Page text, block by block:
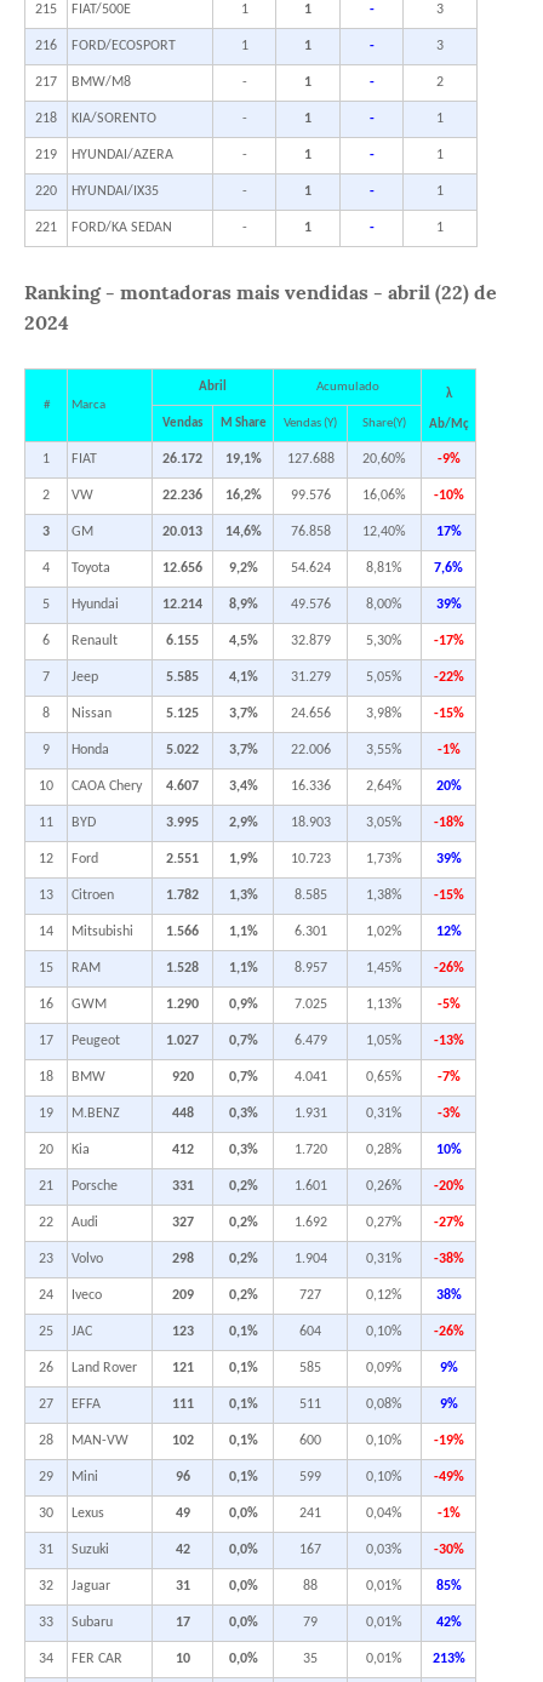
215 FIAT/500E 1 1 - 3
216 FORD/ECOSPORT 1 1 - 3
217 BMW/M8 - 1 - 2
218 KIA/SORENTO - 1 - 1
219 HYUNDAI/AZERA - 1 - 1
220 HYUNDAI/IX35 - 1 - 1
221 FORD/KA SEDAN - 1 - 1
Ranking - montadoras mais vendidas - abril (22) de
2024
# Marca
Abril Acumulado
λ
Ab/Mç
Vendas M Share Vendas (Y) Share(Y)
1 FIAT 26.172 19,1% 127.688 20,60% -9%
2 VW 22.236 16,2% 99.576 16,06% -10%
3 GM 20.013 14,6% 76.858 12,40% 17%
4 Toyota 12.656 9,2% 54.624 8,81% 7,6%
5 Hyundai 12.214 8,9% 49.576 8,00% 39%
6 Renault 6.155 4,5% 32.879 5,30% -17%
7 Jeep 5.585 4,1% 31.279 5,05% -22%
8 Nissan 5.125 3,7% 24.656 3,98% -15%
9 Honda 5.022 3,7% 22.006 3,55% -1%
10 CAOA Chery 4.607 3,4% 16.336 2,64% 20%
11 BYD 3.995 2,9% 18.903 3,05% -18%
12 Ford 2.551 1,9% 10.723 1,73% 39%
13 Citroen 1.782 1,3% 8.585 1,38% -15%
14 Mitsubishi 1.566 1,1% 6.301 1,02% 12%
15 RAM 1.528 1,1% 8.957 1,45% -26%
16 GWM 1.290 0,9% 7.025 1,13% -5%
17 Peugeot 1.027 0,7% 6.479 1,05% -13%
18 BMW 920 0,7% 4.041 0,65% -7%
19 M.BENZ 448 0,3% 1.931 0,31% -3%
20 Kia 412 0,3% 1.720 0,28% 10%
21 Porsche 331 0,2% 1.601 0,26% -20%
22 Audi 327 0,2% 1.692 0,27% -27%
23 Volvo 298 0,2% 1.904 0,31% -38%
24 Iveco 209 0,2% 727 0,12% 38%
25 JAC 123 0,1% 604 0,10% -26%
26 Land Rover 121 0,1% 585 0,09% 9%
27 EFFA 111 0,1% 511 0,08% 9%
28 MAN-VW 102 0,1% 600 0,10% -19%
29 Mini 96 0,1% 599 0,10% -49%
30 Lexus 49 0,0% 241 0,04% -1%
31 Suzuki 42 0,0% 167 0,03% -30%
32 Jaguar 31 0,0% 88 0,01% 85%
33 Subaru 17 0,0% 79 0,01% 42%
34 FER CAR 10 0,0% 35 0,01% 213%